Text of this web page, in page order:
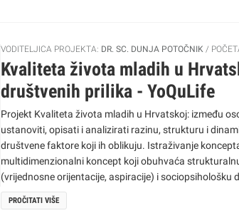
VODITELJICA PROJEKTA: DR. SC. DUNJA POTOČNIK
Kvaliteta života mladih u
društvenih prilika - YoQuLife
Projekt Kvaliteta života mladih u Hrvatskoj: između osobnih
ustanoviti, opisati i analizirati razinu, strukturu i
društvene faktore koji ih oblikuju. Istraživanje
multidimenzionalni koncept koji obuhvaća
(vrijednosne orijentacije, aspiracije) i sociopsihološku
PROČITATI VIŠE